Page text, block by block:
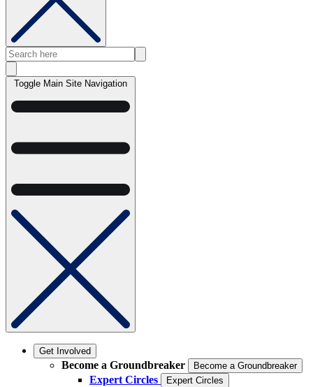
Toggle Main Site Navigation
Get Involved
Become a Groundbreaker Become a Groundbreaker
Expert Circles Expert Circles